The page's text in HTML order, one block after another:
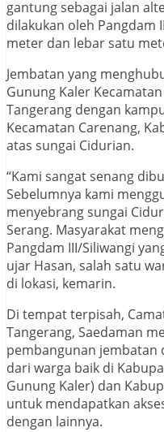
gantung sebagai jalan
dilakukan oleh Pangdam
meter dan lebar satu
Jembatan yang
Gunung Kaler
Tangerang dengan
Kecamatan Carenang,
atas sungai Cidurian.
“Kami sangat senang
Sebelumnya kami
menyebrang sungai
Serang. Masyarakat
Pangdam III/Siliwangi
ujar Hasan, salah satu
di lokasi, kemarin.
Di tempat terpisah,
Tangerang, Saedaman
pembangunan jembatan
dari warga baik di
Gunung Kaler) dan
untuk mendapatkan
dengan lainnya.